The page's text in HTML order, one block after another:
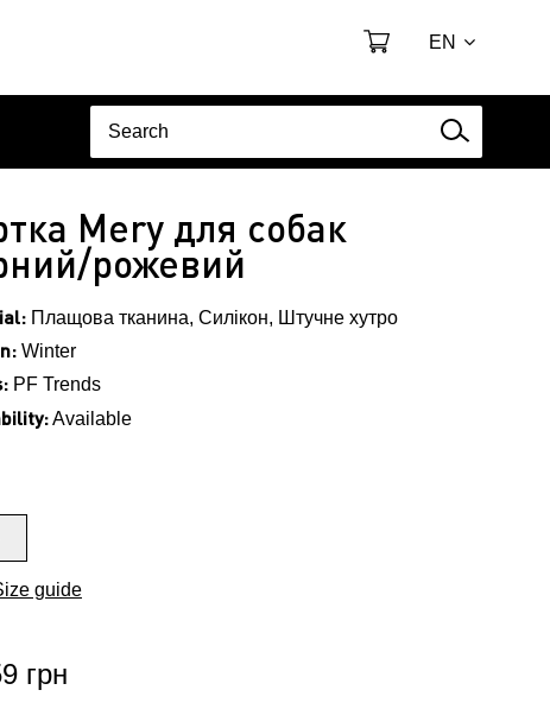
EN
Mery для собак
рожевий
Плащова тканина, Силікон, Штучне хутро
Winter
PF Trends
Available
guide
грн